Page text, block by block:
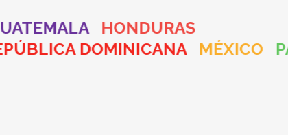
GUATEMALA
HONDURAS
DOMINICANA
MÉXICO